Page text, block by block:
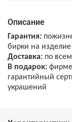
Описание
Гарантия:
бирки на изделие
Доставка: по
В подарок:
гарантийный
украшений